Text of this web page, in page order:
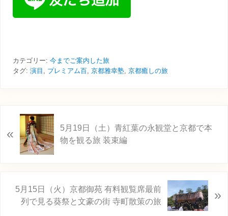
カテゴリー: 今までご案内した旅
タグ: 演目 プレミアム百 京都雅幸塾 京都癒しの旅
の
«
5月19日（土）青紅葉の永観堂と京都で本
物を観る旅 装束編
次5月15日（火）京都御苑 有料観覧席最前
列で見る葵祭と文豪の街 寺町散策の旅
»